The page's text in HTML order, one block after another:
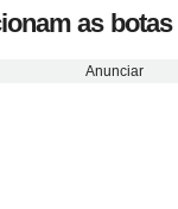
as
Anunciar